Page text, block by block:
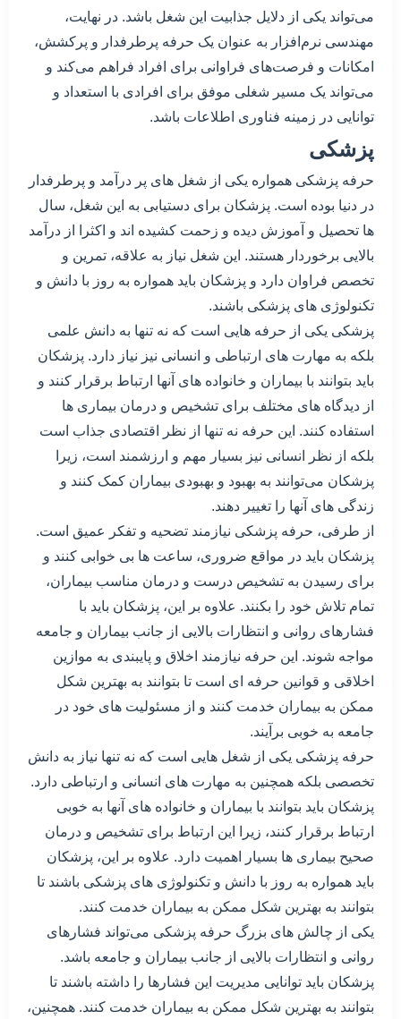
می‌تواند یکی از دلایل جذابیت این شغل باشد. در نهایت،
مهندسی نرم‌افزار به عنوان یک حرفه پرطرفدار و پرکشش،
امکانات و فرصت‌های فراوانی برای افراد فراهم می‌کند و
می‌تواند یک مسیر شغلی موفق برای افرادی با استعداد و
توانایی در زمینه فناوری اطلاعات باشد.
پزشکی
حرفه پزشکی همواره یکی از شغل های پر درآمد و پرطرفدار
در دنیا بوده است. پزشکان برای دستیابی به این شغل، سال
ها تحصیل و آموزش دیده و زحمت کشیده اند و اکثرا از درآمد
بالایی برخوردار هستند. این شغل نیاز به علاقه، تمرین و
تخصص فراوان دارد و پزشکان باید همواره به روز با دانش و
تکنولوژی های پزشکی باشند.
پزشکی یکی از حرفه هایی است که نه تنها به دانش علمی
بلکه به مهارت های ارتباطی و انسانی نیز نیاز دارد. پزشکان
باید بتوانند با بیماران و خانواده های آنها ارتباط برقرار کنند و
از دیدگاه های مختلف برای تشخیص و درمان بیماری ها
استفاده کنند. این حرفه نه تنها از نظر اقتصادی جذاب است
بلکه از نظر انسانی نیز بسیار مهم و ارزشمند است، زیرا
پزشکان می‌توانند به بهبود و بهبودی بیماران کمک کنند و
زندگی های آنها را تغییر دهند.
از طرفی، حرفه پزشکی نیازمند تضحیه و تفکر عمیق است.
پزشکان باید در مواقع ضروری، ساعت ها بی خوابی کنند و
برای رسیدن به تشخیص درست و درمان مناسب بیماران،
تمام تلاش خود را بکنند. علاوه بر این، پزشکان باید با
فشارهای روانی و انتظارات بالایی از جانب بیماران و جامعه
مواجه شوند. این حرفه نیازمند اخلاق و پایبندی به موازین
اخلاقی و قوانین حرفه ای است تا بتوانند به بهترین شکل
ممکن به بیماران خدمت کنند و از مسئولیت های خود در
جامعه به خوبی برآیند.
حرفه پزشکی یکی از شغل هایی است که نه تنها نیاز به دانش
تخصصی بلکه همچنین به مهارت های انسانی و ارتباطی دارد.
پزشکان باید بتوانند با بیماران و خانواده های آنها به خوبی
ارتباط برقرار کنند، زیرا این ارتباط برای تشخیص و درمان
صحیح بیماری ها بسیار اهمیت دارد. علاوه بر این، پزشکان
باید همواره به روز با دانش و تکنولوژی های پزشکی باشند تا
بتوانند به بهترین شکل ممکن به بیماران خدمت کنند.
یکی از چالش های بزرگ حرفه پزشکی می‌تواند فشارهای
روانی و انتظارات بالایی از جانب بیماران و جامعه باشد.
پزشکان باید توانایی مدیریت این فشارها را داشته باشند تا
بتوانند به بهترین شکل ممکن به بیماران خدمت کنند. همچنین،